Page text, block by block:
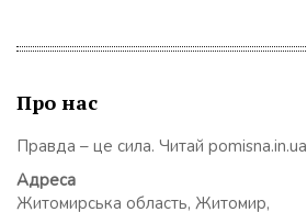
Про нас
Правда – це сила. Читай pomisna.in.ua
Адреса
Житомирська область, Житомир,